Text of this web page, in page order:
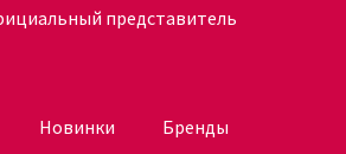
представитель
Новинки Бренды